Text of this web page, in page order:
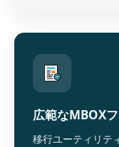
広範なMBOX
移行ユーティリテ